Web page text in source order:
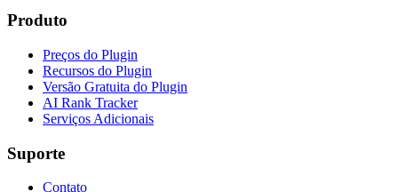
Produto
Preços do Plugin
Recursos do Plugin
Versão Gratuita do Plugin
AI Rank Tracker
Serviços Adicionais
Suporte
Contato